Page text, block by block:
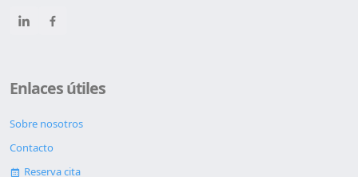
Enlaces útiles
Sobre nosotros
Contacto
Reserva cita